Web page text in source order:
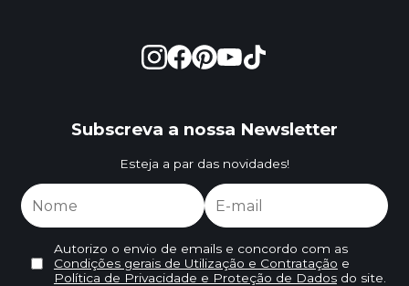
Subscreva a nossa Newsletter
Esteja a par das novidades!
Autorizo o envio de emails e concordo com as
Condições gerais de Utilização e Contratação e
Política de Privacidade e Proteção de Dadosdo site.